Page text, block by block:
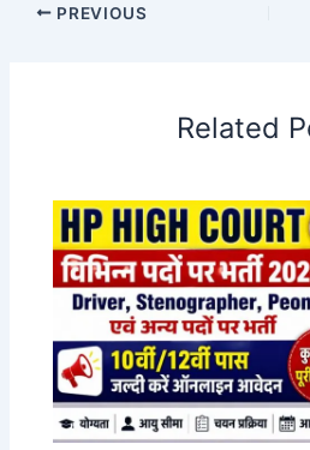
PREVIOUS
Related